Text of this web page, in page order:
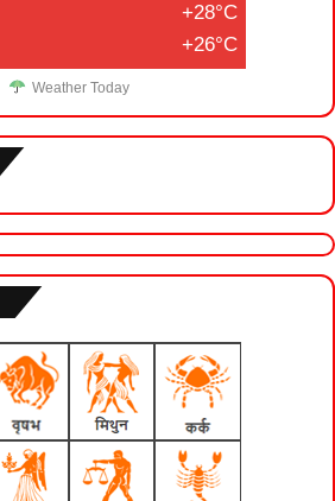
+28°C
+26°C
Weather Today